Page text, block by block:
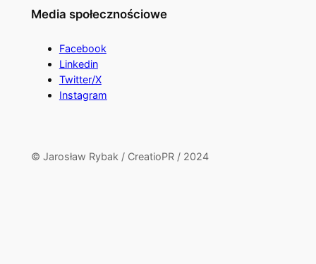
Media społecznościowe
Facebook
Linkedin
Twitter/X
Instagram
© Jarosław Rybak / CreatioPR / 2024